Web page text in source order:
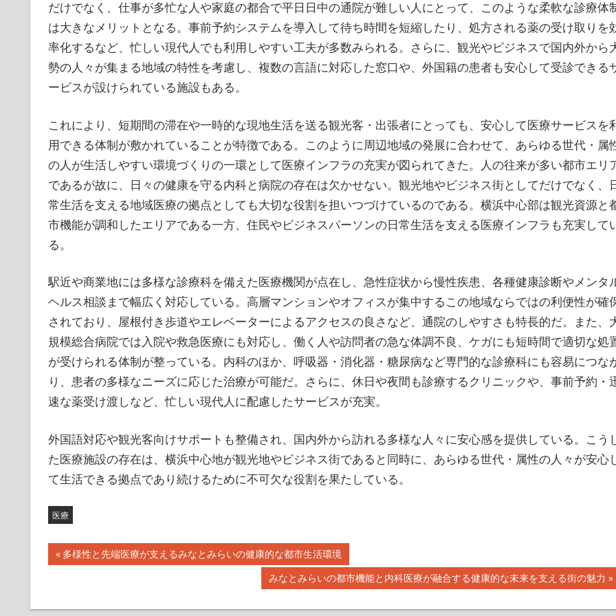
だけでなく、仕事が多忙な人や家庭の都合で平日日中の通院が難しい人にとって、このような柔軟な診療体
は大きなメリットとなる。事前予約システムを導入して待ち時間を短縮したり、処方される薬の受け取りを
率化するなど、忙しい現代人でも利用しやすい工夫が多数みられる。さらに、観光やビジネスで国内外から
勢の人々が集まる地域の特性を考慮し、複数の言語に対応した窓口や、外国籍の患者も安心して受診できる
ービスが設けられている施設もある。
これにより、短期間の滞在や一時的な現地生活を送る観光客・出張者にとっても、安心して医療サービスを
用できる体制が敷かれていることが特徴である。このように周辺地域の発展に合わせて、あらゆる世代・属
の人が生活しやすい環境づくりの一環として医療インフラの充実が図られてきた。人の往来が多い都市エリ
であるが故に、日々の健康を守る内科と病院の存在は欠かせない。観光地やビジネス街としてだけでなく、
常生活を支える地域医療の拠点としても大切な役割を担いつづけているのである。横浜中心部は観光資源と
市機能が調和したエリアである一方、住民やビジネスパーソンの日常生活を支える医療インフラも充実して
る。
駅近や商業地には多様な診療科を備えた医療機関が点在し、急性症状から慢性疾患、各種健康診断やメンタ
ヘルス相談まで幅広く対応している。高層マンションやオフィスが集中するこの地域ならではの利便性が確
されており、屋根付き歩道やエレベーターによるアクセスの良さなど、通院のしやすさも特長的だ。また、
規模総合病院では入院や救急医療にも対応し、働く人や訪問者の急な体調不良、ケガにも短時間で適切な処
が受けられる体制が整っている。内科のほか、呼吸器・消化器・糖尿病など専門的な診療科にも容易につな
り、患者の多様なニーズに応じた治療が可能だ。さらに、休日や夜間も診療するクリニックや、事前予約・
速な薬受け渡しなど、忙しい現代人に配慮したサービスが充実。
外国語対応や観光客向けサポートも整備され、国内外から訪れる多様な人々に安心感を提供している。こう
た医療施設の存在は、横浜中心地が観光地やビジネス街であると同時に、あらゆる世代・属性の人々が安心
て生活できる拠点であり続けるために不可欠な役割を果たしている。
医療
投
ナ
前
の
多様性と先端医療が支えるみなとみらいの健康的な都市生活環境
次
の
記
みなとみらいの都市機能と内科医療が融合する健康的な未来を支える街の魅力